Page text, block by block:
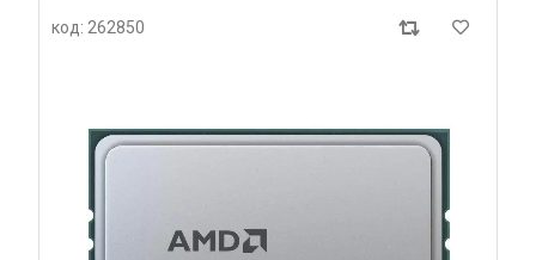
код: 262850